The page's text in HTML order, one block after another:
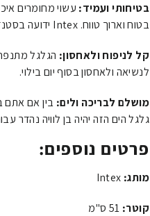
בטיחותי ועמיד: עשוי מחומרים
בטוח וארוך טווח. Intex ידועה בסטנדרטים גבוהים של ייצור.
קל לניפוח ולאחסון: הגלגל
לנשיאה ולאחסון בסוף יום בילוי.
מושלם לבריכה ולים: בין אם אתם
גלגל הים הזה יהיה בן לוויה נהדר
פרטים נוספים:
מותג:
קוטר: